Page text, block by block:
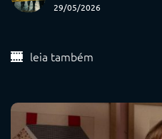
29/05/2026
leia também